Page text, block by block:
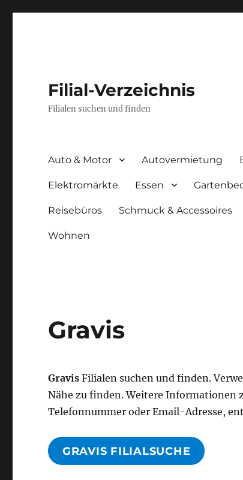
Filial-Verzeichnis
Filialen suchen und finden
Auto & Motor Autovermietung
Elektromärkte Essen
Reisebüros Schmuck & Accessoires
Wohnen
Gravis
Gravis Filialen suchen und finden.
Nähe zu finden. Weitere Informationen
Telefonnummer oder Email-Adresse,
GRAVIS FILIALSUCHE